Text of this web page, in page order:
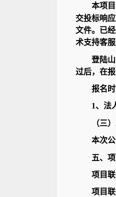
本项
交投标响
文件。已
术支持客服
登陆
过后，在
报名
1、法
（三
本次
五、
项目
项目